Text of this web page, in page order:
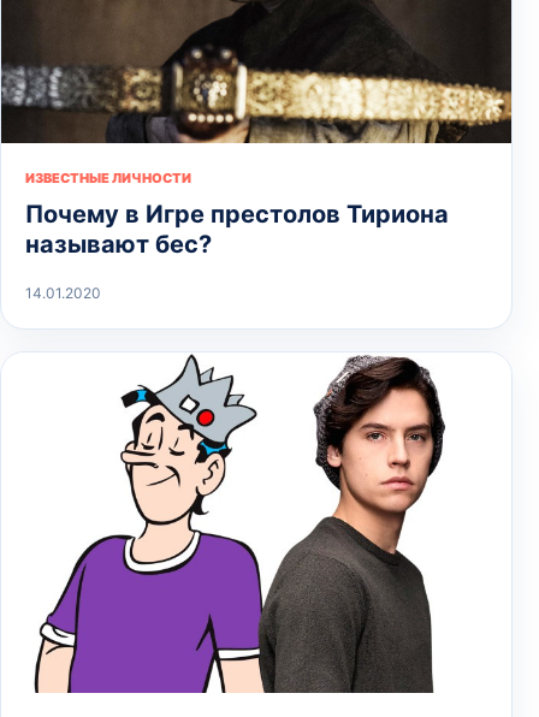
ИЗВЕСТНЫЕ ЛИЧНОСТИ
Почему в Игре престолов Тириона
называют бес?
14.01.2020